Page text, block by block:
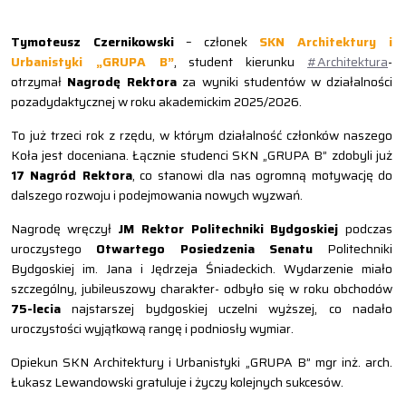
Tymoteusz Czernikowski – członek SKN Architektury i
Urbanistyki „GRUPA B”, student kierunku #Architektura-
otrzymał Nagrodę Rektora za wyniki studentów w działalności
pozadydaktycznej w roku akademickim 2025/2026.
To już trzeci rok z rzędu, w którym działalność członków naszego
Koła jest doceniana. Łącznie studenci SKN „GRUPA B” zdobyli już
17 Nagród Rektora, co stanowi dla nas ogromną motywację do
dalszego rozwoju i podejmowania nowych wyzwań.
Nagrodę wręczyłJM Rektor Politechniki Bydgoskiejpodczas
uroczystego Otwartego Posiedzenia Senatu Politechniki
Bydgoskiej im. Jana i Jędrzeja Śniadeckich. Wydarzenie miało
szczególny, jubileuszowy charakter- odbyło się w roku obchodów
75-lecia najstarszej bydgoskiej uczelni wyższej, co nadało
uroczystości wyjątkową rangę i podniosły wymiar.
Opiekun SKN Architektury i Urbanistyki „GRUPA B” mgr inż. arch.
Łukasz Lewandowski gratuluje i życzy kolejnych sukcesów.